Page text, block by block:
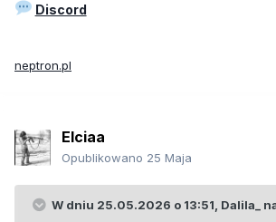
Discord
neptron.pl
Elciaa
Opublikowano 25 Maja
W dniu 25.05.2026 o 13:51, Dalila_